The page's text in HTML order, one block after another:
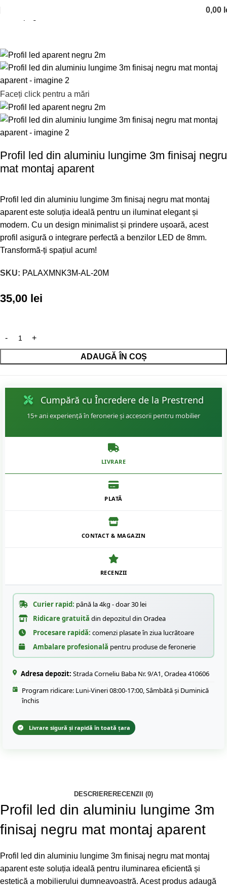
0,00
Faceți click pentru a mări
Profil led din aluminiu lungime 3m finisaj negru
mat montaj aparent
Profil led din aluminiu lungime 3m finisaj negru mat montaj
aparent este soluția ideală pentru un iluminat elegant și
modern. Cu un design minimalist și prindere ușoară, acest
profil asigură o integrare perfectă a benzilor LED de 8mm.
Transformă-ți spațiul acum!
SKU: PALAXMNK3M-AL-20M
35,00 lei
ADAUGĂ ÎN COȘ
Cumpără cu Încredere de la Prestrend
15+ ani experiență în feronerie și accesorii pentru mobilier
LIVRARE
PLATĂ
CONTACT & MAGAZIN
RECENZII
Curier rapid: până la 4kg - doar 30 lei
Ridicare gratuită din depozitul din Oradea
Procesare rapidă: comenzi plasate în ziua lucrătoare
Ambalare profesională pentru produse de feronerie
Adresa depozit: Strada Corneliu Baba Nr. 9/A1, Oradea 410606
Program ridicare: Luni-Vineri 08:00-17:00, Sâmbătă și Duminică
închis
Livrare sigură și rapidă în toată țara
DESCRIERE RECENZII (0)
Profil led din aluminiu lungime 3m
finisaj negru mat montaj aparent
Profil led din aluminiu lungime 3m finisaj negru mat montaj
aparent este soluția ideală pentru iluminarea eficientă și
estetică a mobilierului dumneavoastră. Acest produs adaugă